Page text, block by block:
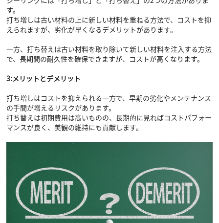
す。
打ち増しは古い材料の上に新しい材料を重ねる方法で、コストを抑
えられますが、劣化が早くなるデメリットがあります。
一方、打ち替えは古い材料を取り除いて新しい材料を注入する方法
で、長期間の耐久性を確保できますが、コストが高くなります。
3:メリットとデメリット
打ち増しはコストを抑えられる一方で、早期の劣化やメンテナンス
の手間が増えるリスクがあります。
打ち替えは初期費用は高いものの、長期的に見ればコストパフォー
マンスが良く、美観の維持にも貢献します。